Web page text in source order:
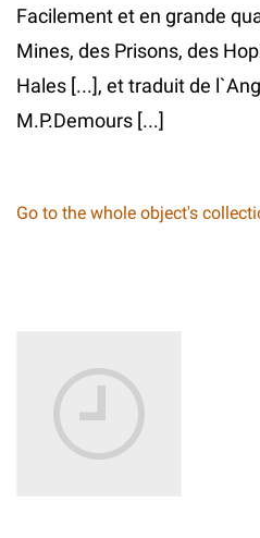
Facilement et en grande
Mines, des Prisons, des
Hales [...], et traduit de
M.P.Demours [...]
Go to the whole object's